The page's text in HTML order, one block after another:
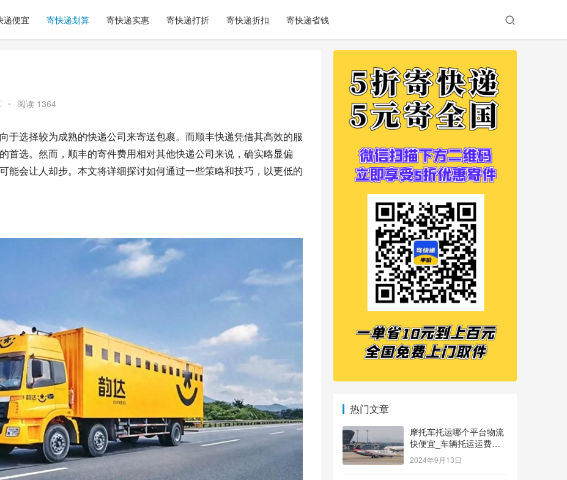
递便宜 寄快递划算 寄快递实惠 寄快递打折 寄快递折扣 寄快递省钱
• 阅读 1364
于选择较为成熟的快递公司来寄送包裹。而顺丰快递凭借其高效的服
首选。然而，顺丰的寄件费用相对其他快递公司来说，确实略显偏
能会让人却步。本文将详细探讨如何通过一些策略和技巧，以更低的
热门文章
摩托车托运哪个平台物流
快便宜_车辆托运运费价
格表
2024年9月13日